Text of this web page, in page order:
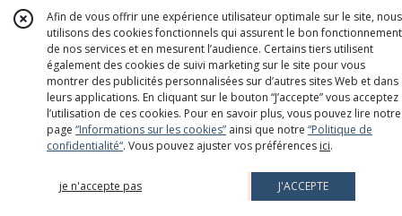
Afin de vous offrir une expérience utilisateur optimale sur le site, nous
utilisons des cookies fonctionnels qui assurent le bon fonctionnement
de nos services et en mesurent l’audience. Certains tiers utilisent
également des cookies de suivi marketing sur le site pour vous
montrer des publicités personnalisées sur d’autres sites Web et dans
leurs applications. En cliquant sur le bouton “J’accepte” vous acceptez
l’utilisation de ces cookies. Pour en savoir plus, vous pouvez lire notre
page “Informations sur les cookies” ainsi que notre “Politique de
confidentialité“. Vous pouvez ajuster vos préférences ici.
je n'accepte pas J'ACCEPTE